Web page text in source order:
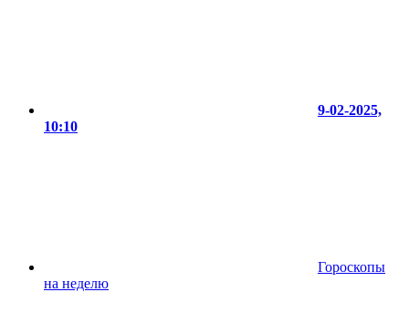
9-02-2025,
10:10
Гороскопы
на неделю